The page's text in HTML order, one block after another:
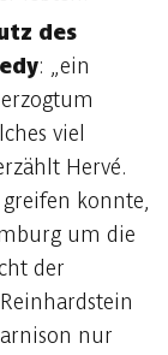
des
: „ein
viel
Hervé.
konnte,
um die
der
nur